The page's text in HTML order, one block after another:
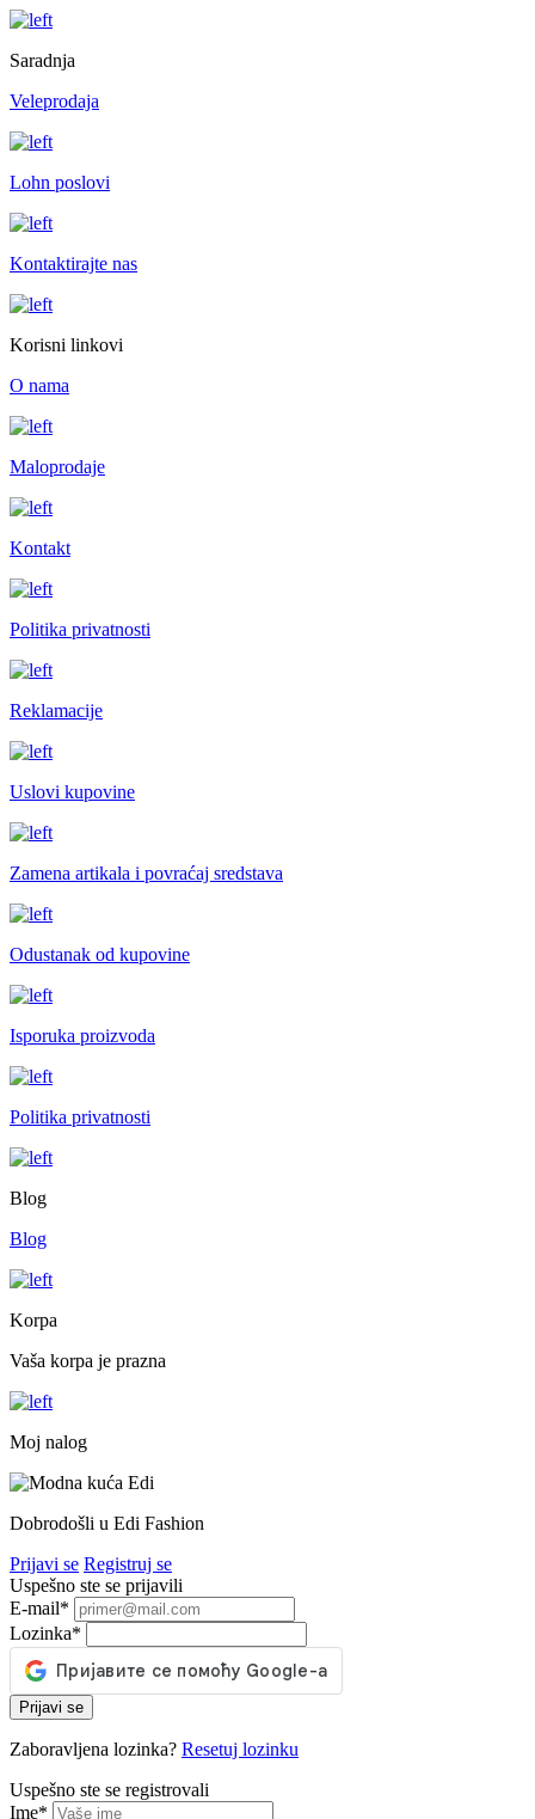
Saradnja
Veleprodaja
Lohn poslovi
Kontaktirajte nas
Korisni linkovi
O nama
Maloprodaje
Kontakt
Politika privatnosti
Reklamacije
Uslovi kupovine
Zamena artikala i povraćaj sredstava
Odustanak od kupovine
Isporuka proizvoda
Politika privatnosti
Blog
Blog
Korpa
Vaša korpa je prazna
Moj nalog
Dobrodošli u Edi Fashion
Prijavi se Registruj se
Uspešno ste se prijavili
E-mail*
Lozinka*
Prijavi se
Zaboravljena lozinka? Resetuj lozinku
Uspešno ste se registrovali
Ime*